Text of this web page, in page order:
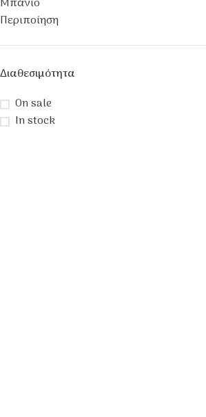
Περιποίηση
Διαθεσιμότητα
On sale
In stock